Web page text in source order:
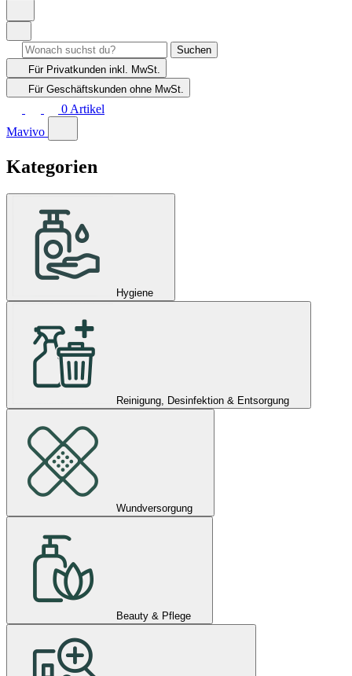
Suchen
Für Privatkunden inkl. MwSt.
Für Geschäftskunden ohne MwSt.
0 Artikel
Mavivo
Kategorien
Hygiene
Reinigung, Desinfektion & Entsorgung
Wundversorgung
Beauty & Pflege